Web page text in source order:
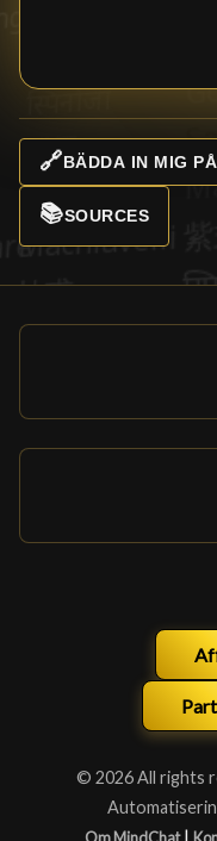
🔗BÄDDA IN MIG
📚SOURCES
© 2026 All rights
|